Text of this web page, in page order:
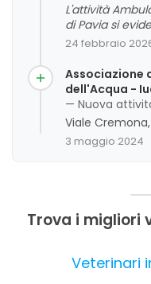
L'attività
di Pavia si
professionalità
nei confronti
La cortesia e
forza, così
seguire i casi
commenti
è molto
24 febbraio
Associazione
dell'Acqua -
— Nuova
Viale Cremona,
3 maggio 2024
Trova i migliori
Veterinari